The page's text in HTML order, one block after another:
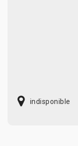
indisponible